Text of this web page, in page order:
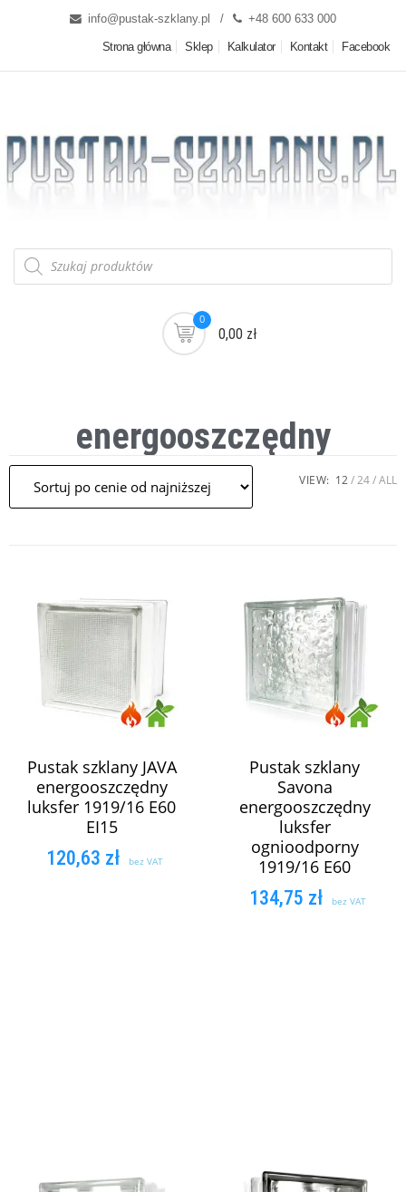
info@pustak-szklany.pl +48 600 633 000
Strona główna Sklep Kalkulator Kontakt Facebook
0
0,00 zł
energooszczędny
VIEW: 12 24 ALL
Pustak szklany JAVA
energooszczędny
luksfer 1919/16 E60
EI15
120,63 zł bez VAT
Pustak szklany
Savona
energooszczędny
luksfer
ognioodporny
1919/16 E60
134,75 zł bez VAT